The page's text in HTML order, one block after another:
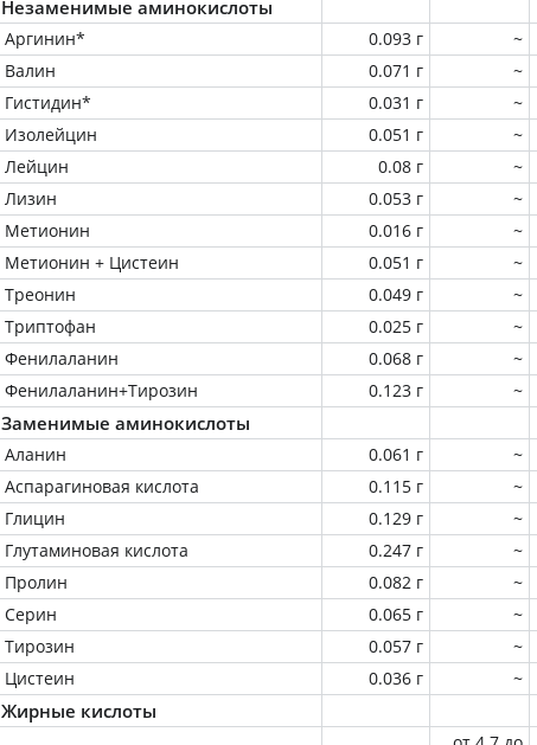
Незаменимые аминокислоты
Аргинин* 0.093 г
~
Валин
0.071 г
~
Гистидин*
0.031 г
~
Изолейцин
0.051 г
~
Лейцин
0.08 г
~
Лизин
0.053 г
~
Метионин
0.016 г
~
Метионин + Цистеин
0.051 г
~
Треонин
0.049 г
~
Триптофан
0.025 г
~
Фенилаланин
0.068 г
~
Фенилаланин+Тирозин
0.123 г ~
Заменимые аминокислоты
Аланин 0.061 г
~
Аспарагиновая кислота
0.115 г
~
Глицин
0.129 г
~
Глутаминовая кислота
0.247 г
~
Пролин
0.082 г
~
Серин
0.065 г
~
Тирозин
0.057 г
~
Цистеин
0.036 г ~
Жирные кислоты